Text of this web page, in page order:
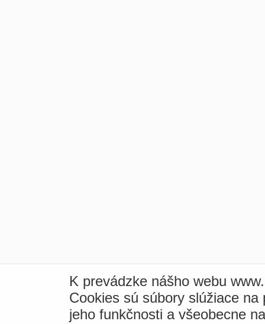
K prevádzke nášho webu
Cookies sú súbory slúžiace
jeho funkčnosti a všeobecne